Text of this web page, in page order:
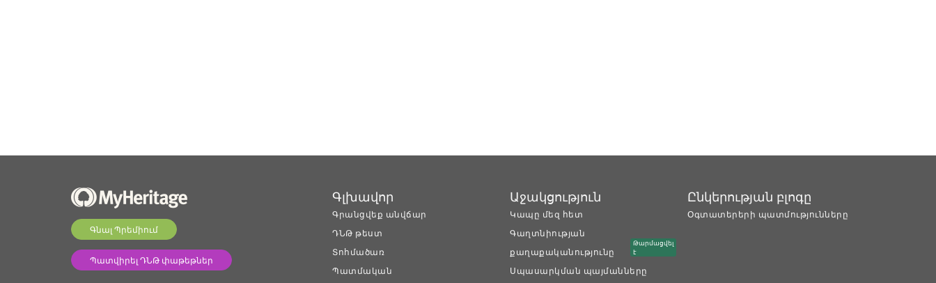
Գնալ Պրեմիում
Պատվիրել ԴՆԹ փաթեթներ
Գլխավոր
Գրանցվեք անվճար
ԴՆԹ թեստ
Տոհմածառ
Պատմական
Աջակցություն
Կապը մեզ հետ
Գաղտնիության
քաղաքականությունը
Թարմացվել
է
Սպասարկման պայմանները
Ընկերության բլոգը
Օգտատերերի պատմությունները